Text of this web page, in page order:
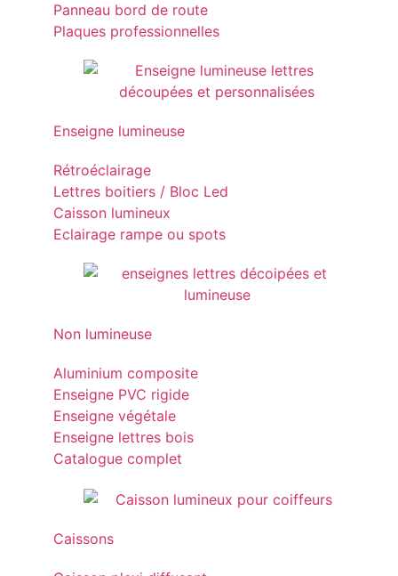
Panneau bord de route
Plaques professionnelles
Enseigne lumineuse
Rétroéclairage
Lettres boitiers / Bloc Led
Caisson lumineux
Eclairage rampe ou spots
Non lumineuse
Aluminium composite
Enseigne PVC rigide
Enseigne végétale
Enseigne lettres bois
Catalogue complet
Caissons